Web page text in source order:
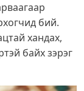
бий.
хандах,
байх зэрэг